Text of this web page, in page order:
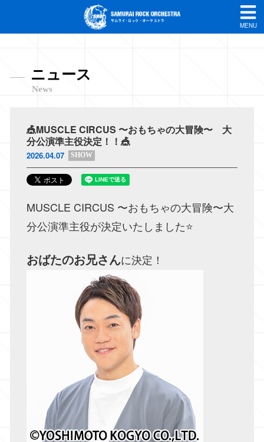
MENU
ニュース
News
🎪MUSCLE CIRCUS 〜おもちゃの大冒険〜 大
分公演準主役決定！！🎪
2026.04.07 SHOW
MUSCLE CIRCUS 〜おもちゃの大冒険〜大
分公演準主役が決定いたしました⭐️
おばたのお兄さんに決定！